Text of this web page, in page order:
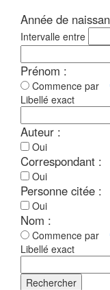
Année de
Intervalle entre
Prénom :
Commence par
Libellé exact
Auteur :
Oui
Correspondant :
Oui
Personne citée :
Oui
Nom :
Commence par
Libellé exact
Rechercher